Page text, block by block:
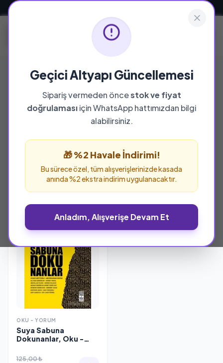
Geçici Altyapı Güncellemesi
Sipariş vermeden öncestok ve fiyat
doğrulamasıiçin WhatsApp hattımızdan bilgi
alabilirsiniz.
🎁 %2 Havale İndirimi!
Bu sürece özel, tüm alışverişlerinizde kasada
anında %2 ekstra indirim uygulanacaktır.
Anladım, Alışverişe Devam Et
YAYINEVI
Oku - Yorum
Oku - Yorum yayınevine ait tüm eserleri bu
sayfada inceleyebilir ve güvenle sipariş
OKU - YORUM
Suya Sabuna
Dokunanlar, Oku -
125,00 ₺